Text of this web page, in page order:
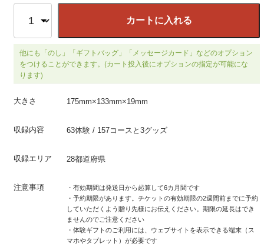
カートに入れる
他にも「のし」「ギフトバッグ」「メッセージカード」などのオプション
をつけることができます。(カート投入後にオプションの指定が可能にな
ります)
大きさ 175mm×133mm×19mm
収録内容 63体験 / 157コースと3グッズ
収録エリア 28都道府県
注意事項
・有効期間は発送日から起算して6カ月間です
・予約期限があります。チケットの有効期限の2週間前までに予約
していただくよう贈り先様にお伝えください。期限の延長はでき
ませんのでご注意ください
・体験ギフトのご利用には、ウェブサイトを表示できる端末（ス
マホやタブレット）が必要です